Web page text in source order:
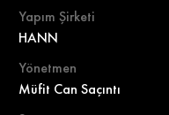
Yapım Şirketi
HANN
Yönetmen
Müfit Can Saçıntı